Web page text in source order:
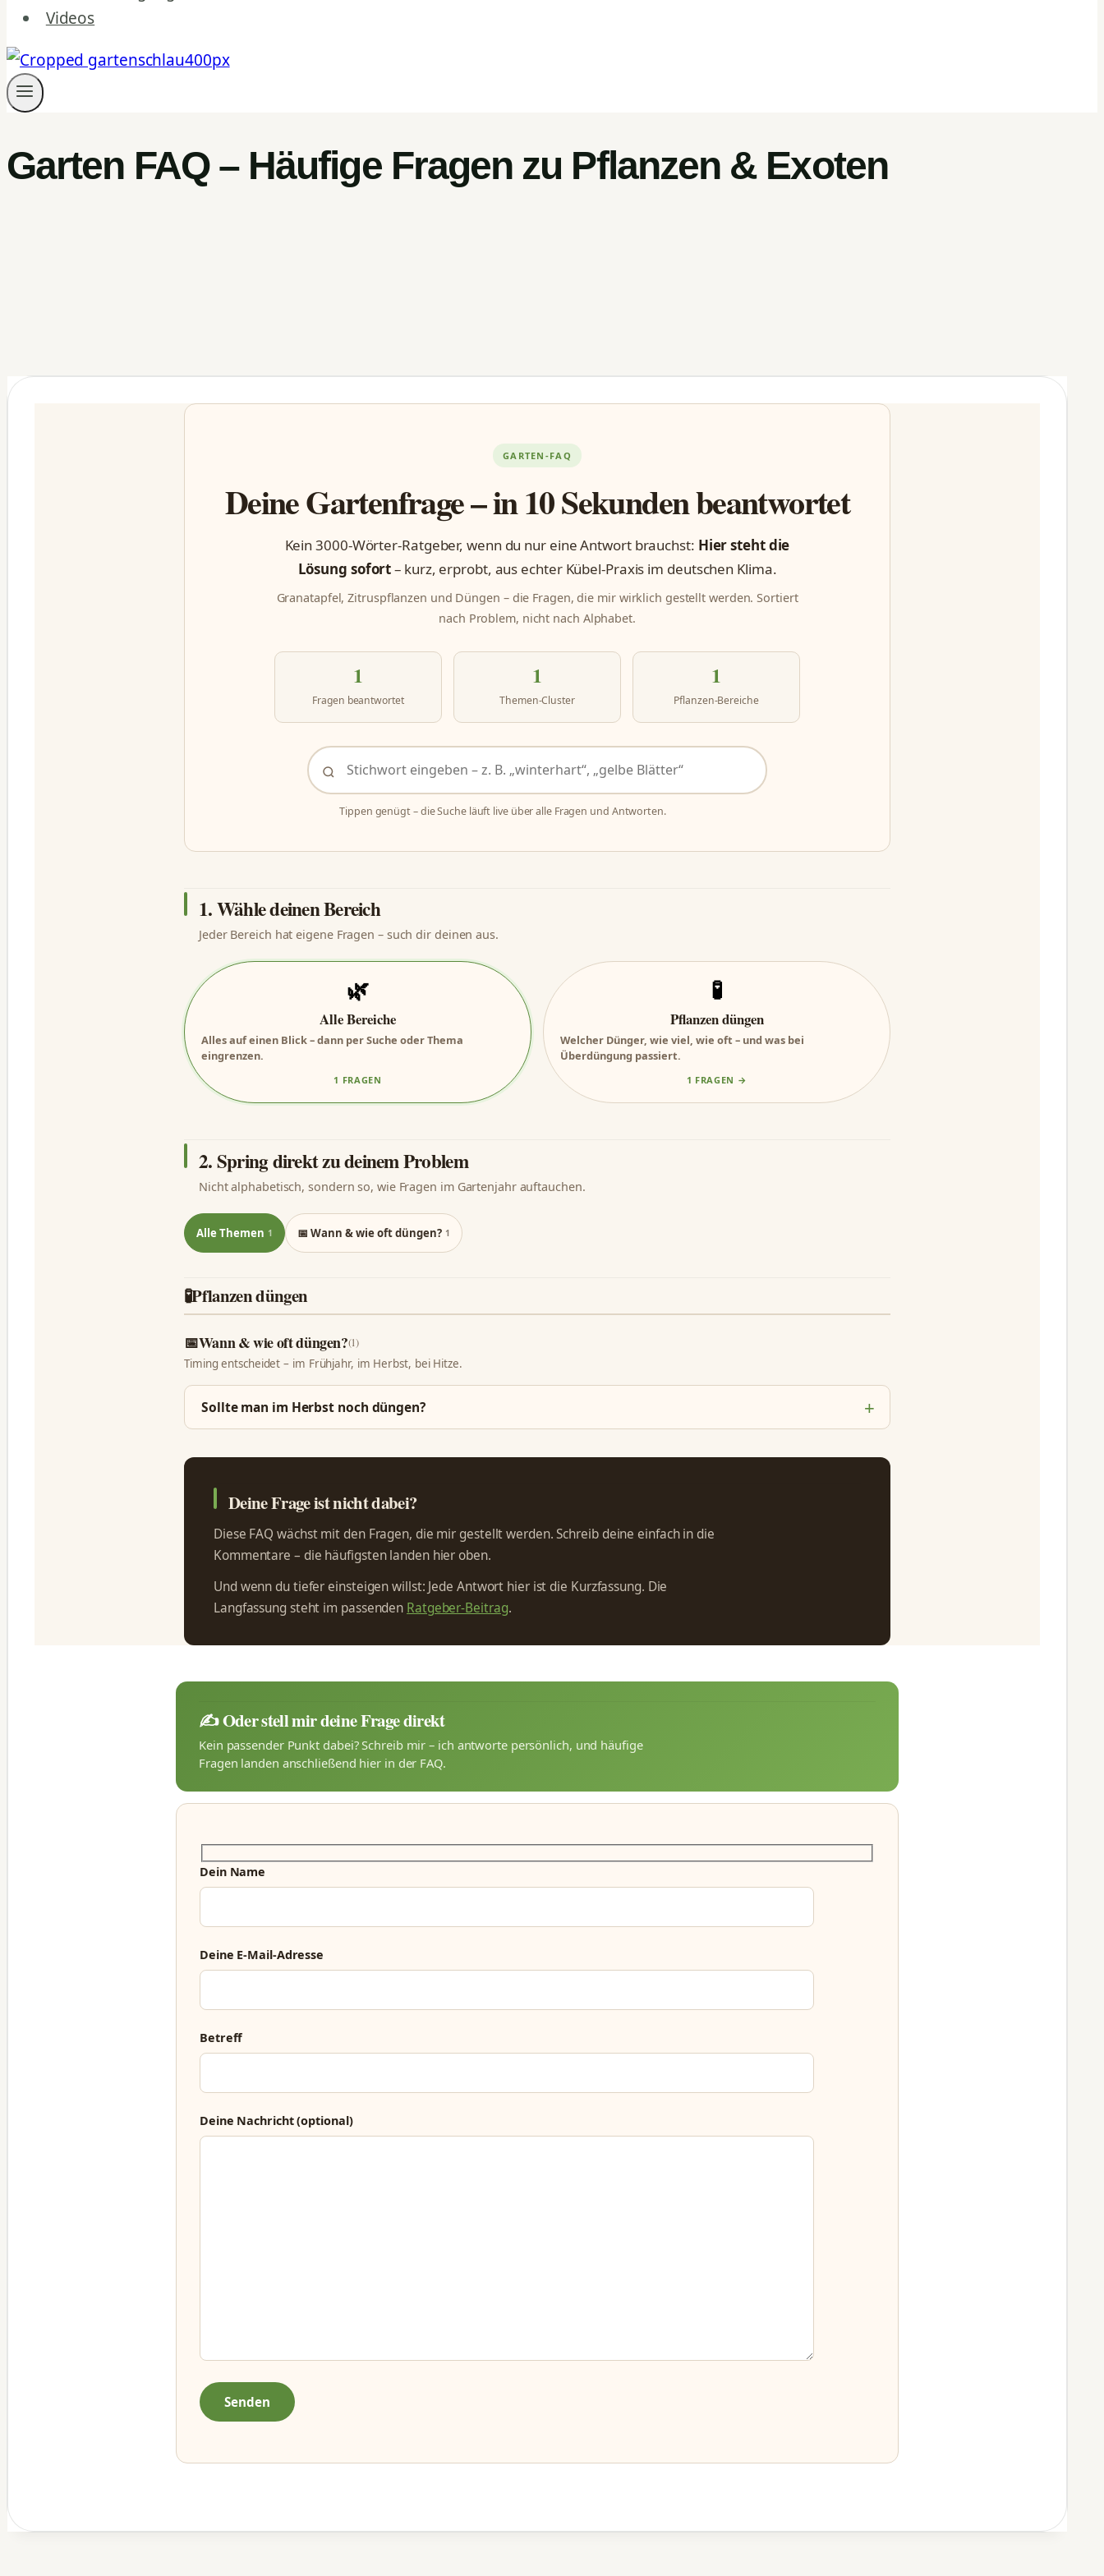
Videos
Garten FAQ – Häufige Fragen zu Pflanzen & Exoten
GARTEN-FAQ
Deine Gartenfrage – in 10 Sekunden beantwortet
Kein 3000-Wörter-Ratgeber, wenn du nur eine Antwort brauchst: Hier steht die
Lösung sofort– kurz, erprobt, aus echter Kübel-Praxis im deutschen Klima.
Granatapfel, Zitruspflanzen und Düngen – die Fragen, die mir wirklich gestellt werden. Sortiert
nach Problem, nicht nach Alphabet.
1
Fragen beantwortet
1
Themen-Cluster
1
Pflanzen-Bereiche
Tippen genügt – die Suche läuft live über alle Fragen und Antworten.
1. Wähle deinen Bereich
Jeder Bereich hat eigene Fragen – such dir deinen aus.
🌿
Alle Bereiche
Alles auf einen Blick – dann per Suche oder Thema
eingrenzen.
1 FRAGEN
🧪
Pflanzen düngen
Welcher Dünger, wie viel, wie oft – und was bei
Überdüngung passiert.
1 FRAGEN →
2. Spring direkt zu deinem Problem
Nicht alphabetisch, sondern so, wie Fragen im Gartenjahr auftauchen.
Alle Themen 1 📅 Wann & wie oft düngen? 1
🧪Pflanzen düngen
📅Wann & wie oft düngen?(1)
Timing entscheidet – im Frühjahr, im Herbst, bei Hitze.
Sollte man im Herbst noch düngen?
Deine Frage ist nicht dabei?
Diese FAQ wächst mit den Fragen, die mir gestellt werden. Schreib deine einfach in die
Kommentare – die häufigsten landen hier oben.
Und wenn du tiefer einsteigen willst: Jede Antwort hier ist die Kurzfassung. Die
Langfassung steht im passenden Ratgeber-Beitrag.
✍️ Oder stell mir deine Frage direkt
Kein passender Punkt dabei? Schreib mir – ich antworte persönlich, und häufige
Fragen landen anschließend hier in der FAQ.
Dein Name
Deine E-Mail-Adresse
Betreff
Deine Nachricht (optional)